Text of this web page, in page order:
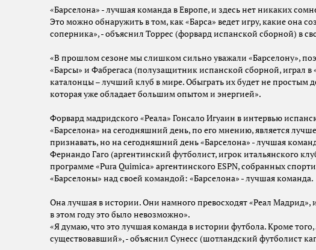
«Барселона» - лучшая команда в Европе, и здесь нет никаких
Это можно обнаружить в том, как «Барса» ведет игру, какие она
соперника», - объяснил Торрес (форвард испанской сборной) в
«В прошлом сезоне мы слишком сильно уважали «Барселону»,
«Барсы» и Фабрегаса (полузащитник испанской сборной, играл
каталонцы – лучший клуб в мире. Обыграть их будет не
которая уже обладает большим опытом и энергией».
Форвард мадридского «Реала» Гонсало Игуаин в интервью
«Барселона» на сегодняшний день, по его мнению, является
признавать, но на сегодняшний день «Барселона» - лучшая
Фернандо Гаго (аргентинский футболист, игрок итальянского
программе «Purа Quimicа» аргентинского ЕSPN, собранных
«Барселоны» над своей командой: «Барселона» - лучшая команда.
Она лучшая в истории. Они намного превосходят «Реал
в этом году это было невозможно».
«Я думаю, что это лучшая команда в истории футбола. Кроме
существовавший», - объяснил Сунесс (шотландский футболист